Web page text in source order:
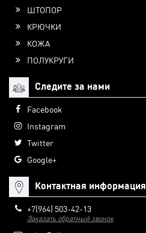
ШТОПОР
КРЮЧКИ
КОЖА
ПОЛУКРУГИ
Следите за нами
Facebook
Instagram
Twitter
Google+
Контактная информация
+7(964) 503-42-13
Заказать обратный звонок